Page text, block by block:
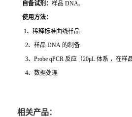
自备试剂： 样品 DNA。
使用方法：
1、稀释标准曲线样品
2、样品 DNA 的制备
3、Probe qPCR 反应（20μL 体系 ，在样
4、数据处理
相关产品：